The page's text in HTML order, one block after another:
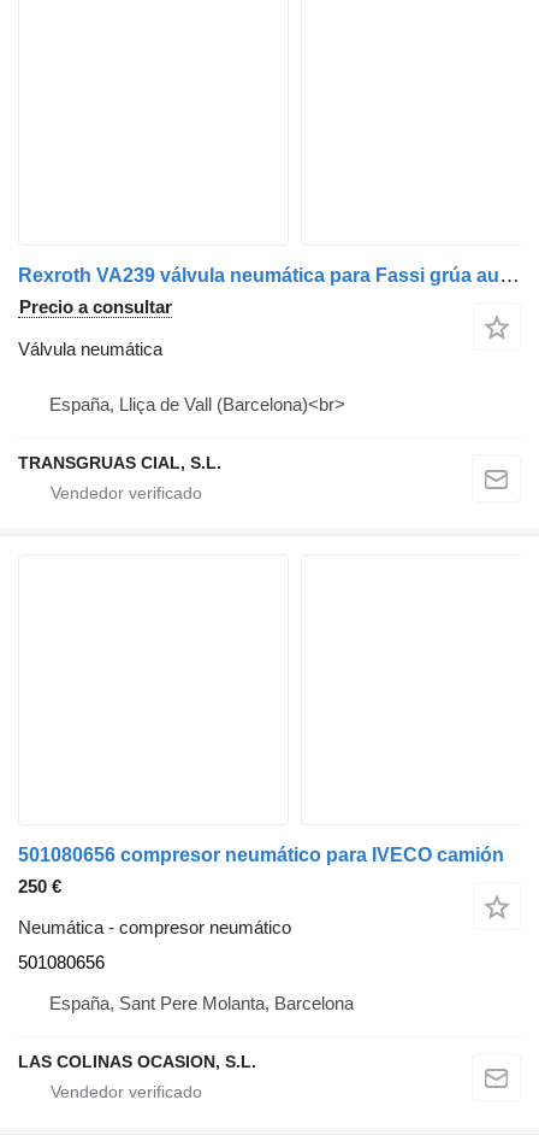
Rexroth VA239 válvula neumática para Fassi grúa autocargante
Precio a consultar
Válvula neumática
España, Lliça de Vall (Barcelona)<br>
TRANSGRUAS CIAL, S.L.
501080656 compresor neumático para IVECO camión
250 €
Neumática - compresor neumático
501080656
España, Sant Pere Molanta, Barcelona
LAS COLINAS OCASION, S.L.